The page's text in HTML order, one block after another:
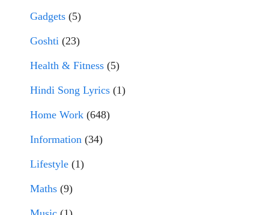
Gadgets (5)
Goshti (23)
Health & Fitness (5)
Hindi Song Lyrics (1)
Home Work (648)
Information (34)
Lifestyle (1)
Maths (9)